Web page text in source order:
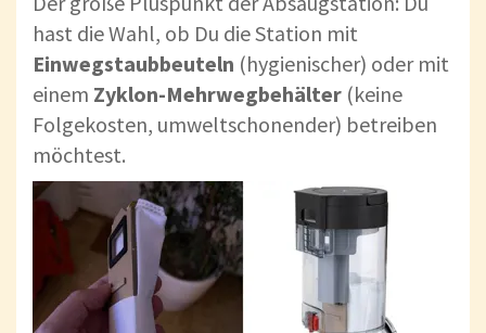
hast die Wahl, ob Du die Station mit
Einwegstaubbeuteln (hygienischer) oder mit
einem Zyklon-Mehrwegbehälter (keine
Folgekosten, umweltschonender) betreiben
möchtest.